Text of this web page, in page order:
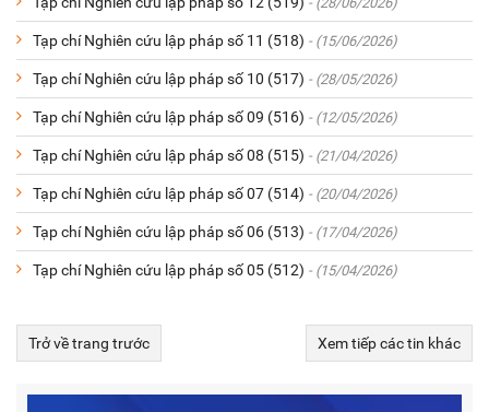
Tạp chí Nghiên cứu lập pháp số 11 (518) - (15/06/2026)
Tạp chí Nghiên cứu lập pháp số 10 (517) - (28/05/2026)
Tạp chí Nghiên cứu lập pháp số 09 (516) - (12/05/2026)
Tạp chí Nghiên cứu lập pháp số 08 (515) - (21/04/2026)
Tạp chí Nghiên cứu lập pháp số 07 (514) - (20/04/2026)
Tạp chí Nghiên cứu lập pháp số 06 (513) - (17/04/2026)
Tạp chí Nghiên cứu lập pháp số 05 (512) - (15/04/2026)
Trở về trang trước Xem tiếp các tin khác